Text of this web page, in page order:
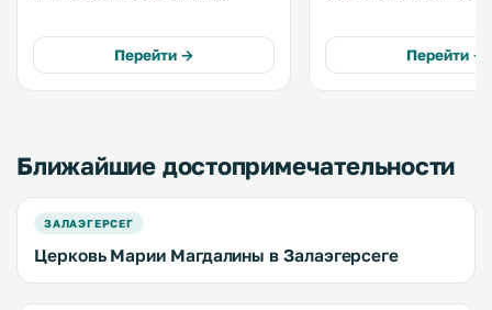
Залаэгерсег. В отеле к вашим
услугам помещения для
совещаний и встреч. .
Перейти →
кондиционированных
кабельным
ресторан венгерской и
Перейти →
Ближайшие достопримечательности
ЗАЛАЭГЕРСЕГ
Церковь Марии Магдалины в Залаэгерсеге